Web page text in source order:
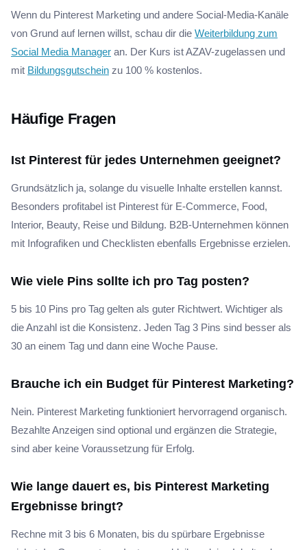
Wenn du Pinterest Marketing und andere Social-Media-Kanäle
von Grund auf lernen willst, schau dir die Weiterbildung zum
Social Media Manager an. Der Kurs ist AZAV-zugelassen und
mit Bildungsgutschein zu 100 % kostenlos.
Häufige Fragen
Ist Pinterest für jedes Unternehmen geeignet?
Grundsätzlich ja, solange du visuelle Inhalte erstellen kannst.
Besonders profitabel ist Pinterest für E-Commerce, Food,
Interior, Beauty, Reise und Bildung. B2B-Unternehmen können
mit Infografiken und Checklisten ebenfalls Ergebnisse erzielen.
Wie viele Pins sollte ich pro Tag posten?
5 bis 10 Pins pro Tag gelten als guter Richtwert. Wichtiger als
die Anzahl ist die Konsistenz. Jeden Tag 3 Pins sind besser als
30 an einem Tag und dann eine Woche Pause.
Brauche ich ein Budget für Pinterest Marketing?
Nein. Pinterest Marketing funktioniert hervorragend organisch.
Bezahlte Anzeigen sind optional und ergänzen die Strategie,
sind aber keine Voraussetzung für Erfolg.
Wie lange dauert es, bis Pinterest Marketing
Ergebnisse bringt?
Rechne mit 3 bis 6 Monaten, bis du spürbare Ergebnisse